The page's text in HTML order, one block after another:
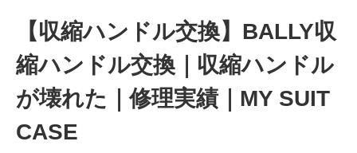
【収縮ハンドル交換】BALLY収
縮ハンドル交換｜収縮ハンドル
が壊れた｜修理実績｜MY SUIT
CASE